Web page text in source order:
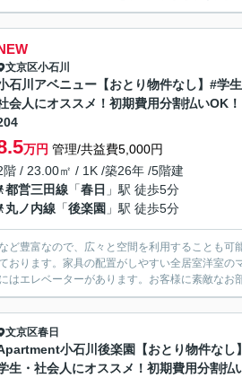
文京区小石川
石川アベニュー【おとり物件なし】#学
会人にオススメ！初期費用分割払いOK！
万円 管理/共益費5,000円
階 / 23.00㎡ / 1K /築26年 /5階建
都営三田線 「春日 」駅 徒歩5分
丸ノ内線 「後楽園 」駅 徒歩5分
ど豊富なので、広々と空間を利用することも
おります。家具の配置がしやすい全居室洋室
はエレベーターがあります。お客様に素敵な
文京区春日
小石川後楽園【おとり物件なし
生・社会人にオススメ！初期費用分割払